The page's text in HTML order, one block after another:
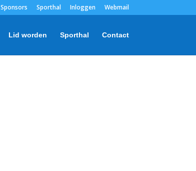
Sponsors Sporthal Inloggen Webmail
Lid worden Sporthal Contact